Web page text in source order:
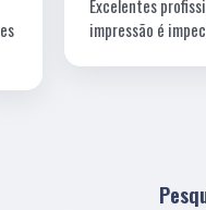
Excelentes
impressão é